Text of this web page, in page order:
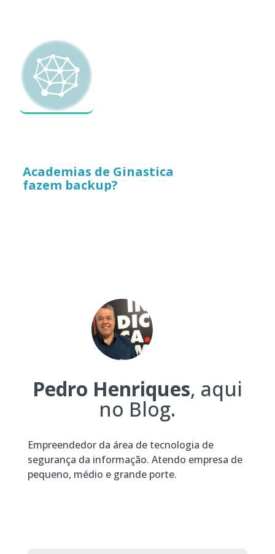
Academias de Ginastica
fazem backup?
Pedro Henriques, aqui
no Blog.
Empreendedor da área de tecnologia de
segurança da informação. Atendo empresa de
pequeno, médio e grande porte.